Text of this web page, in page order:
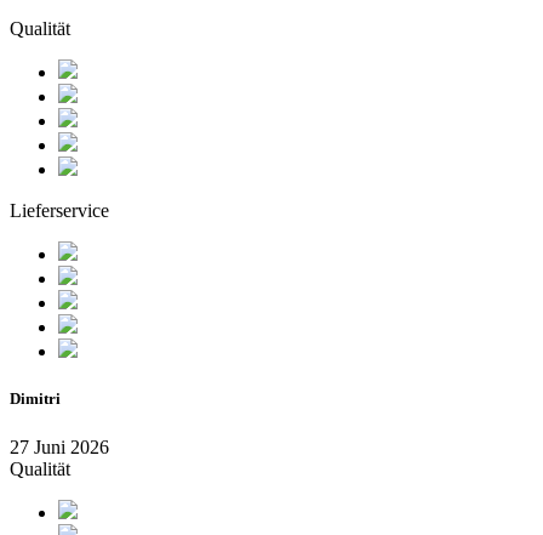
Qualität
Lieferservice
Dimitri
27 Juni 2026
Qualität